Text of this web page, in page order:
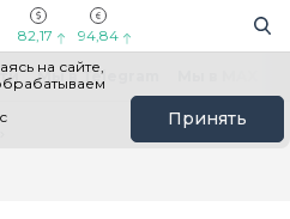
82,17 94,84
на сайте,
Принять
Мы в Telegram